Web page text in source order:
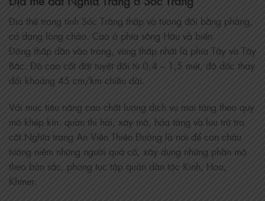
Địa thế trong tỉnh Sóc Trăng thấp và tương đối bằng phẳng,
có dạng lòng chảo. Cao ở phía sông Hậu và biển
Đông thấp dần vào trong, vùng thấp nhất là phía Tây và Tây
Bắc. Độ cao cốt đất tuyệt đối từ 0,4 – 1,5 mét, độ dốc thay
đổi khoảng 45 cm/km chiều dài.
Với mục tiêu nâng cao chất lượng dịch vụ mai táng theo quy
mô khép kín: quàn thi hài, xây mộ, hỏa táng và lưu trữ tro
cốt.Nghĩa trang An Viên Thiên Đường là nơi để con cháu
tưởng niệm những người quá cố; xây dựng những phần mộ
theo bản sắc, phong tục tập quán dân tộc Kinh, Hoa,
Khmer.